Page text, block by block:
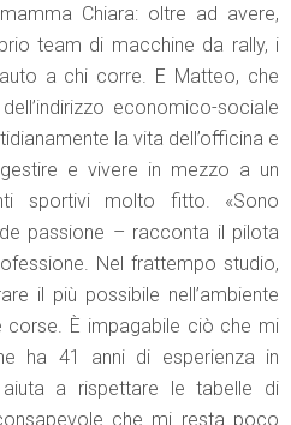
Chiara: oltre ad avere,
team di macchine da rally, i
a chi corre. E Matteo, che
economico-sociale
la vita dell’officina e
e vivere in mezzo a un
sportivi molto fitto. «Sono
passione – racconta il pilota
Nel frattempo studio,
il più possibile nell’ambiente
corse. È impagabile ciò che mi
ha 41 anni di esperienza in
a rispettare le tabelle di
che mi resta poco